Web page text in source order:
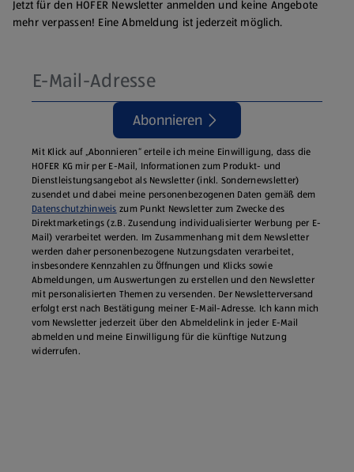
Jetzt für den HOFER Newsletter anmelden und keine Angebote
mehr verpassen! Eine Abmeldung ist jederzeit möglich.
Abonnieren
Mit Klick auf „Abonnieren“ erteile ich meine Einwilligung, dass die
HOFER KG mir per E-Mail, Informationen zum Produkt- und
Dienstleistungsangebot als Newsletter (inkl. Sondernewsletter)
zusendet und dabei meine personenbezogenen Daten gemäß dem
Datenschutzhinweis zum Punkt Newsletter zum Zwecke des
Direktmarketings (z.B. Zusendung individualisierter Werbung per E-
Mail) verarbeitet werden. Im Zusammenhang mit dem Newsletter
werden daher personenbezogene Nutzungsdaten verarbeitet,
insbesondere Kennzahlen zu Öffnungen und Klicks sowie
Abmeldungen, um Auswertungen zu erstellen und den Newsletter
mit personalisierten Themen zu versenden. Der Newsletterversand
erfolgt erst nach Bestätigung meiner E-Mail-Adresse. Ich kann mich
vom Newsletter jederzeit über den Abmeldelink in jeder E‑Mail
abmelden und meine Einwilligung für die künftige Nutzung
widerrufen.